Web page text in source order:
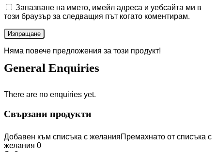
Запазване на името, имейл адреса и уебсайта ми в
този браузър за следващия път когато коментирам.
Няма повече предложения за този продукт!
General Enquiries
There are no enquiries yet.
Свързани продукти
Добавен към списъка с желанияПремахнато от списъка с
желания 0